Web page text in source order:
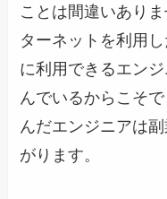
ことは間違いあり
ターネットを利用
に利用できるエン
んでいるからこそ
んだエンジニアは
がります。